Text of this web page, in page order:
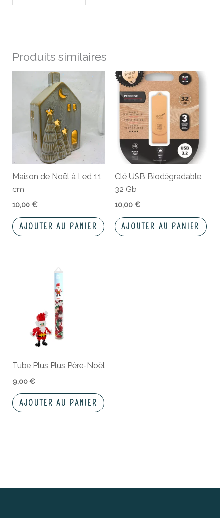
Produits similaires
Maison de Noël à Led 11
cm
10,00€
AJOUTER AU PANIER
Clé USB Biodégradable
32 Gb
10,00 €
AJOUTER AU PANIER
Tube Plus Plus Père-Noël
9,00€
AJOUTER AU PANIER